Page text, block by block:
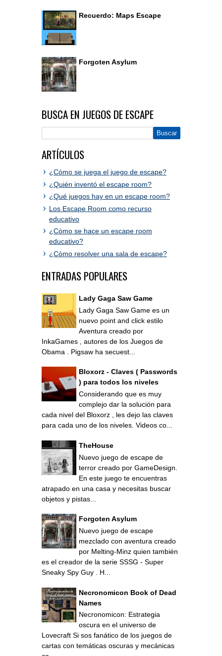
Recuerdo: Maps Escape
Forgoten Asylum
BUSCA EN JUEGOS DE ESCAPE
ARTÍCULOS
¿Cómo se juega el juego de escape?
¿Quién inventó el escape room?
¿Qué juegos hay en un escape room?
Los Escape Room como recurso
educativo
¿Cómo se hace un escape room
educativo?
¿Cómo resolver una sala de escape?
ENTRADAS POPULARES
Lady Gaga Saw Game
Lady Gaga Saw Game es un
nuevo point and click estilo
Aventura creado por
InkaGames , autores de los Juegos de
Obama . Pigsaw ha secuest...
Bloxorz - Claves ( Passwords
) para todos los niveles
Considerando que es muy
complejo dar la solución para
cada nivel del Bloxorz , les dejo las claves
para cada uno de los niveles. Videos co...
TheHouse
Nuevo juego de escape de
terror creado por GameDesign.
En este juego te encuentras
atrapado en una casa y necesitas buscar
objetos y pistas...
Forgoten Asylum
Nuevo juego de escape
mezclado con aventura creado
por Melting-Minz quien también
es el creador de la serie SSSG - Super
Sneaky Spy Guy . H...
Necronomicon Book of Dead
Names
Necronomicon: Estrategia
oscura en el universo de
Lovecraft Si sos fanático de los juegos de
cartas con temáticas oscuras y mecánicas